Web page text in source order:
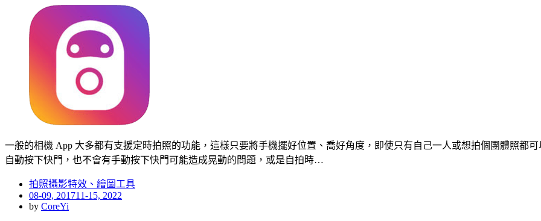
一般的相機 App 大多都有支援定時拍照的功能，這樣只要將手機擺好位置、喬好角度，即使只有自己一人或想拍個團體照都
自動按下快門，也不會有手動按下快門可能造成晃動的問題，或是自拍時…
拍照攝影特效、繪圖工具
Posted
on
08-09, 201711-15, 2022
by CoreYi